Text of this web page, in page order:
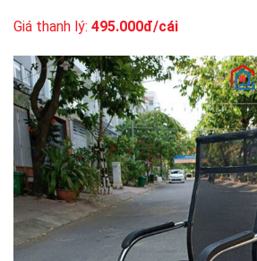
Giá thanh lý: 495.000đ/cái